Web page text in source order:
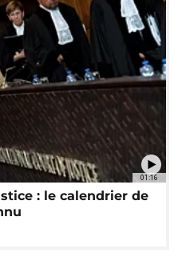
01:16
: le calendrier de